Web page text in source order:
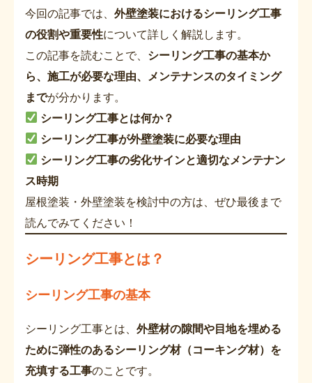
今回の記事では、 外壁塗装におけるシーリング工事
の役割や重要性について詳しく解説します。
この記事を読むことで、 シーリング工事の基本か
ら、施工が必要な理由、メンテナンスのタイミング
までが分かります。
シーリング工事とは何か？
シーリング工事が外壁塗装に必要な理由
シーリング工事の劣化サインと適切なメンテナン
ス時期
屋根塗装・外壁塗装を検討中の方は、ぜひ最後まで
読んでみてください！
シーリング工事とは？
シーリング工事の基本
シーリング工事とは、 外壁材の隙間や目地を埋める
ために弾性のあるシーリング材（コーキング材）を
充填する工事のことです。